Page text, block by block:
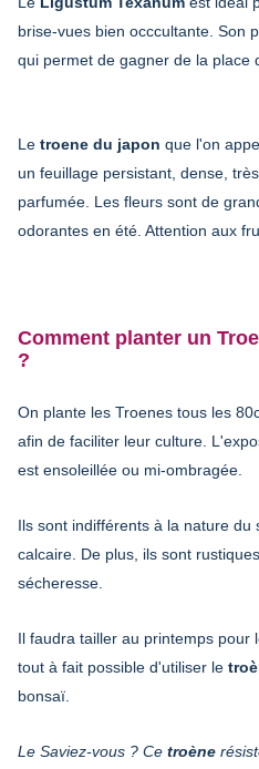
brise-vues bien occcultante. Son
qui permet de gagner de la place
Le troene du japon que l'on
un feuillage persistant, dense,
parfumée. Les fleurs sont de
odorantes en été. Attention aux
Comment planter un
?
On plante les Troenes tous les
afin de faciliter leur culture.
est ensoleillée ou mi-ombragée.
Ils sont indifférents à la nature
calcaire. De plus, ils sont
sécheresse.
Il faudra tailler au printemps pour
tout à fait possible d'utiliser le
bonsaï.
Le Saviez-vous ? Ce troène